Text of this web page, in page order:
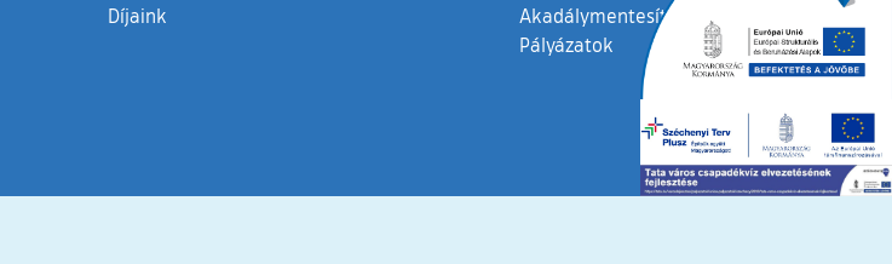
Díjaink
Akadálymentesítési nyilatkozat
Pályázatok